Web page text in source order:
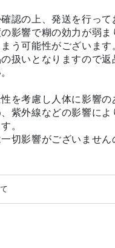
認の上、発送を行って
影響で糊の効力が弱
う可能性がございます。
扱いとなりますので
を考慮し人体に影響の
紫外線などの影響に
。
切影響がございませ